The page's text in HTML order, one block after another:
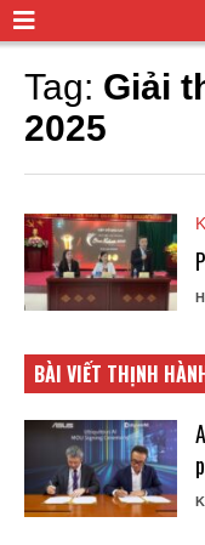
Tag: Giải
2025
BÀI VIẾT THỊNH